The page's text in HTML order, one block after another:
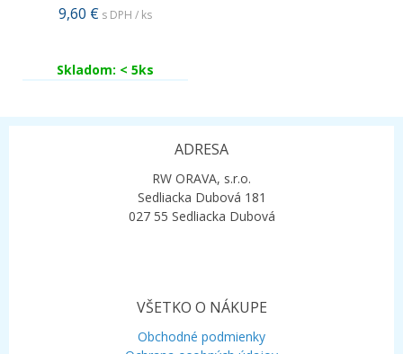
9,60 € s DPH / ks
Skladom: < 5ks
ADRESA
RW ORAVA, s.r.o.
Sedliacka Dubová 181
027 55 Sedliacka Dubová
VŠETKO O NÁKUPE
Obchodné podmienky